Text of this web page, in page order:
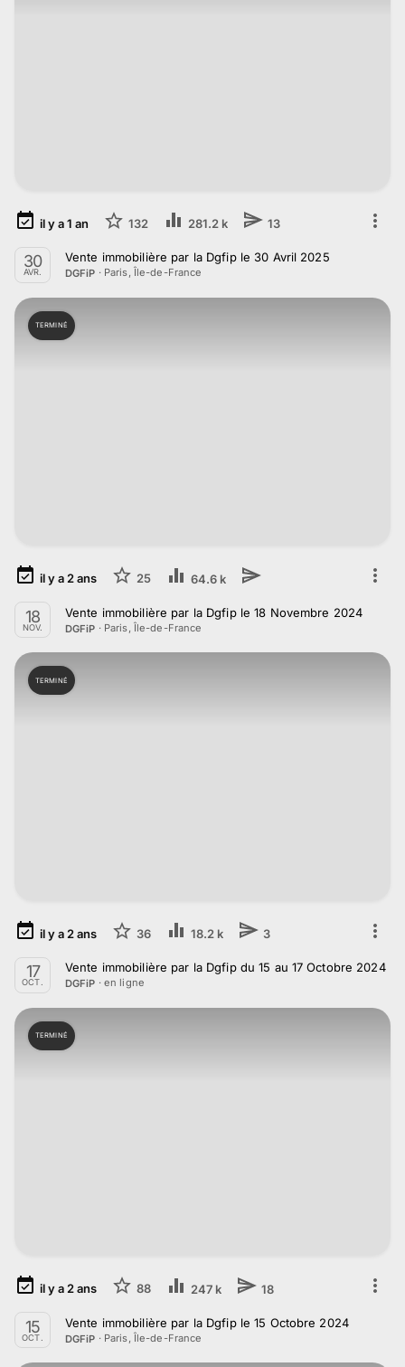
il y a1 an 132 281.2 k 13
30
AVR.
Vente immobilière par la Dgfip le 30 Avril 2025
DGFiP · Paris, Île-de-France
TERMINÉ
il y a2ans 25 64.6 k
18
NOV.
Vente immobilière par la Dgfip le 18 Novembre 2024
DGFiP · Paris, Île-de-France
TERMINÉ
il y a 2ans 36 18.2 k 3
17
OCT.
Vente immobilière par la Dgfip du 15 au 17 Octobre 2024
DGFiP · en ligne
TERMINÉ
il y a2ans 88 247 k 18
15
OCT.
Vente immobilière par la Dgfip le 15 Octobre 2024
DGFiP · Paris, Île-de-France